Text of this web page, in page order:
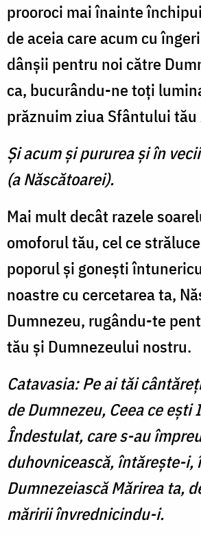
prooroci mai îna­inte
de aceia care acum cu
dânşii pentru noi către
ca, bucurându-ne toţi
prăznuim ziua Sfântului tău
Şi acum şi pururea şi în
(a Născătoarei).
Mai mult decât razele
omoforul tău, cel ce
po­porul şi goneşti
noastre cu cercetarea ta,
Dumnezeu, rugându-te
tău şi Dumnezeului nostru.
Catavasia: Pe ai tăi
de Dumnezeu, Ceea ce eşti
Îndestulat, care s-au
duhovnicească, întăreşte-i,
Dumnezeiască Mărirea ta,
măririi învrednicindu-i.